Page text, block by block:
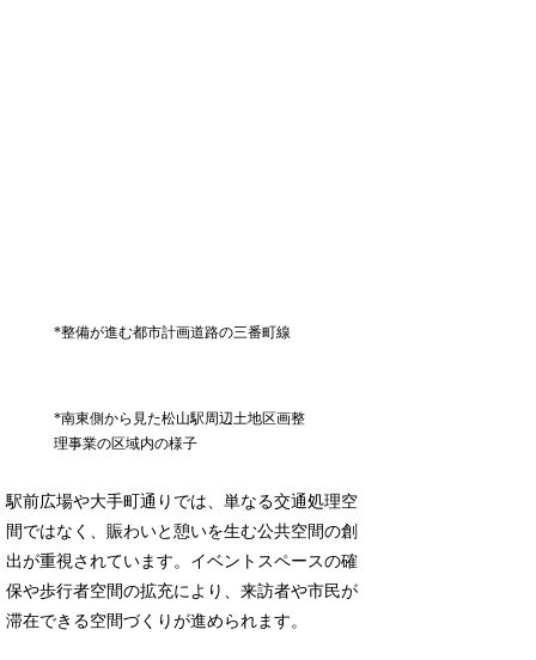
*整備が進む都市計画道路の三番町線
*南東側から見た松山駅周辺土地区画整
理事業の区域内の様子
駅前広場や大手町通りでは、単なる交通処理空
間ではなく、賑わいと憩いを生む公共空間の創
出が重視されています。イベントスペースの確
保や歩行者空間の拡充により、来訪者や市民が
滞在できる空間づくりが進められます。